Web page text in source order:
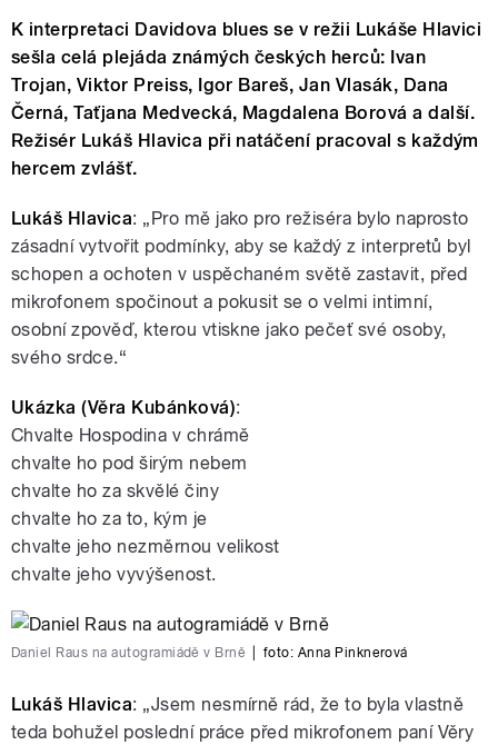
K interpretaci Davidova blues se v režii Lukáše Hlavici
sešla celá plejáda známých českých herců: Ivan
Trojan, Viktor Preiss, Igor Bareš, Jan Vlasák, Dana
Černá, Taťjana Medvecká, Magdalena Borová a další.
Režisér Lukáš Hlavica při natáčení pracoval s každým
hercem zvlášť.
Lukáš Hlavica: „Pro mě jako pro režiséra bylo naprosto
zásadní vytvořit podmínky, aby se každý z interpretů byl
schopen a ochoten v uspěchaném světě zastavit, před
mikrofonem spočinout a pokusit se o velmi intimní,
osobní zpověď, kterou vtiskne jako pečeť své osoby,
svého srdce.“
Ukázka (Věra Kubánková):
Chvalte Hospodina v chrámě
chvalte ho pod širým nebem
chvalte ho za skvělé činy
chvalte ho za to, kým je
chvalte jeho nezměrnou velikost
chvalte jeho vyvýšenost.
Daniel Raus na autogramiádě v Brně foto: Anna Pinknerová
Lukáš Hlavica: „Jsem nesmírně rád, že to byla vlastně
teda bohužel poslední práce před mikrofonem paní Věry